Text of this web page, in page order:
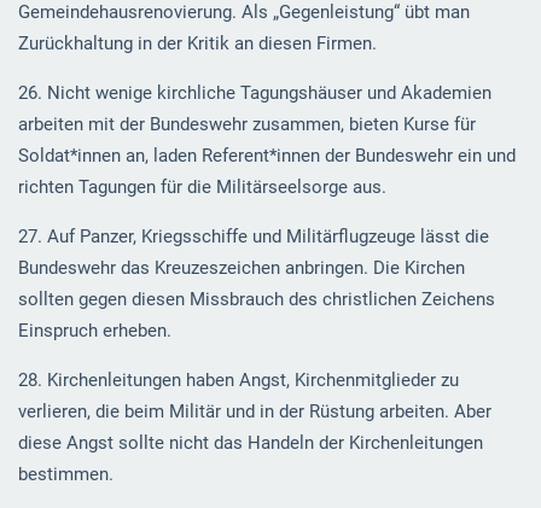
Gemeindehausrenovierung. Als „Gegenleistung“ übt man
Zurückhaltung in der Kritik an diesen Firmen.
26. Nicht wenige kirchliche Tagungshäuser und Akademien
arbeiten mit der Bundeswehr zusammen, bieten Kurse für
Soldat*innen an, laden Referent*innen der Bundeswehr ein und
richten Tagungen für die Militärseelsorge aus.
27. Auf Panzer, Kriegsschiffe und Militärflugzeuge lässt die
Bundeswehr das Kreuzeszeichen anbringen. Die Kirchen
sollten gegen diesen Missbrauch des christlichen Zeichens
Einspruch erheben.
28. Kirchenleitungen haben Angst, Kirchenmitglieder zu
verlieren, die beim Militär und in der Rüstung arbeiten. Aber
diese Angst sollte nicht das Handeln der Kirchenleitungen
bestimmen.